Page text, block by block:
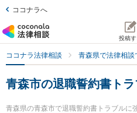
ココナラへ
投稿す
ココナラ法律相談 青森県で法律相談
青森市の退職誓約書ト
青森県の青森市で退職誓約書トラブルに